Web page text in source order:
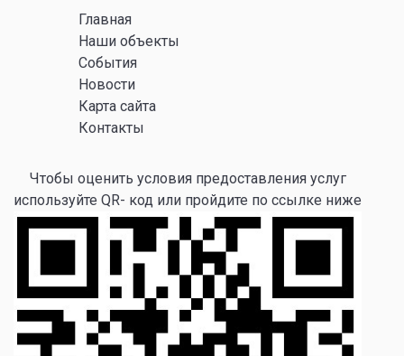
Главная
Наши объекты
События
Новости
Карта сайта
Контакты
Чтобы оценить условия предоставления услуг
используйте QR- код или пройдите по ссылке ниже